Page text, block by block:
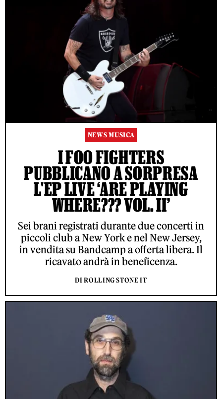
NEWS MUSICA
I FOO FIGHTERS
PUBBLICANO A SORPRESA
L'EP LIVE ‘ARE PLAYING
WHERE??? VOL. II’
Sei brani registrati durante due concerti in
piccoli club a New York e nel New Jersey,
in vendita su Bandcamp a offerta libera. Il
ricavato andrà in beneficenza.
DI ROLLING STONE IT